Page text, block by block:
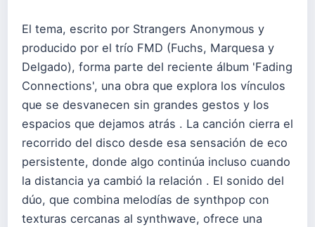
El tema, escrito por Strangers Anonymous y
producido por el trío FMD (Fuchs, Marquesa y
Delgado), forma parte del reciente álbum 'Fading
Connections', una obra que explora los vínculos
que se desvanecen sin grandes gestos y los
espacios que dejamos atrás . La canción cierra el
recorrido del disco desde esa sensación de eco
persistente, donde algo continúa incluso cuando
la distancia ya cambió la relación . El sonido del
dúo, que combina melodías de synthpop con
texturas cercanas al synthwave, ofrece una